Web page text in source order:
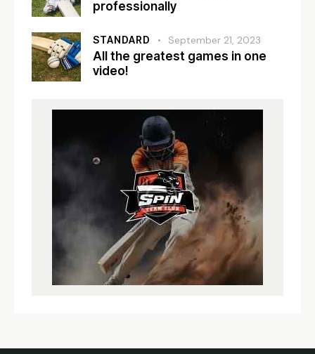
professionally
STANDARD September 21, 2023
All the greatest games in one
video!